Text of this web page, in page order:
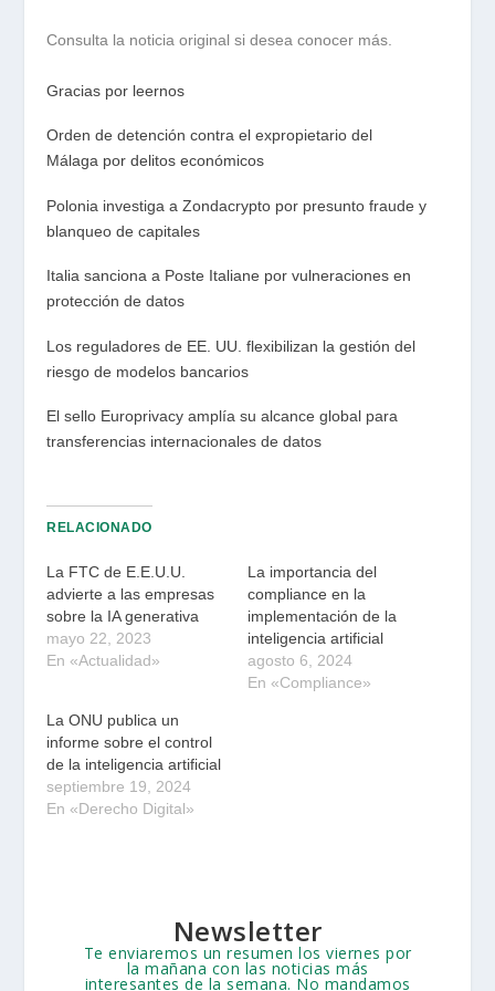
Consulta la noticia original si desea conocer más.
Gracias por leernos
Orden de detención contra el expropietario del
Málaga por delitos económicos
Polonia investiga a Zondacrypto por presunto fraude y
blanqueo de capitales
Italia sanciona a Poste Italiane por vulneraciones en
protección de datos
Los reguladores de EE. UU. flexibilizan la gestión del
riesgo de modelos bancarios
El sello Europrivacy amplía su alcance global para
transferencias internacionales de datos
RELACIONADO
La FTC de E.E.U.U.
advierte a las empresas
sobre la IA generativa
mayo 22, 2023
En «Actualidad»
La importancia del
compliance en la
implementación de la
inteligencia artificial
agosto 6, 2024
En «Compliance»
La ONU publica un
informe sobre el control
de la inteligencia artificial
septiembre 19, 2024
En «Derecho Digital»
Newsletter
Te enviaremos un resumen los viernes por
la mañana con las noticias más
interesantes de la semana. No mandamos